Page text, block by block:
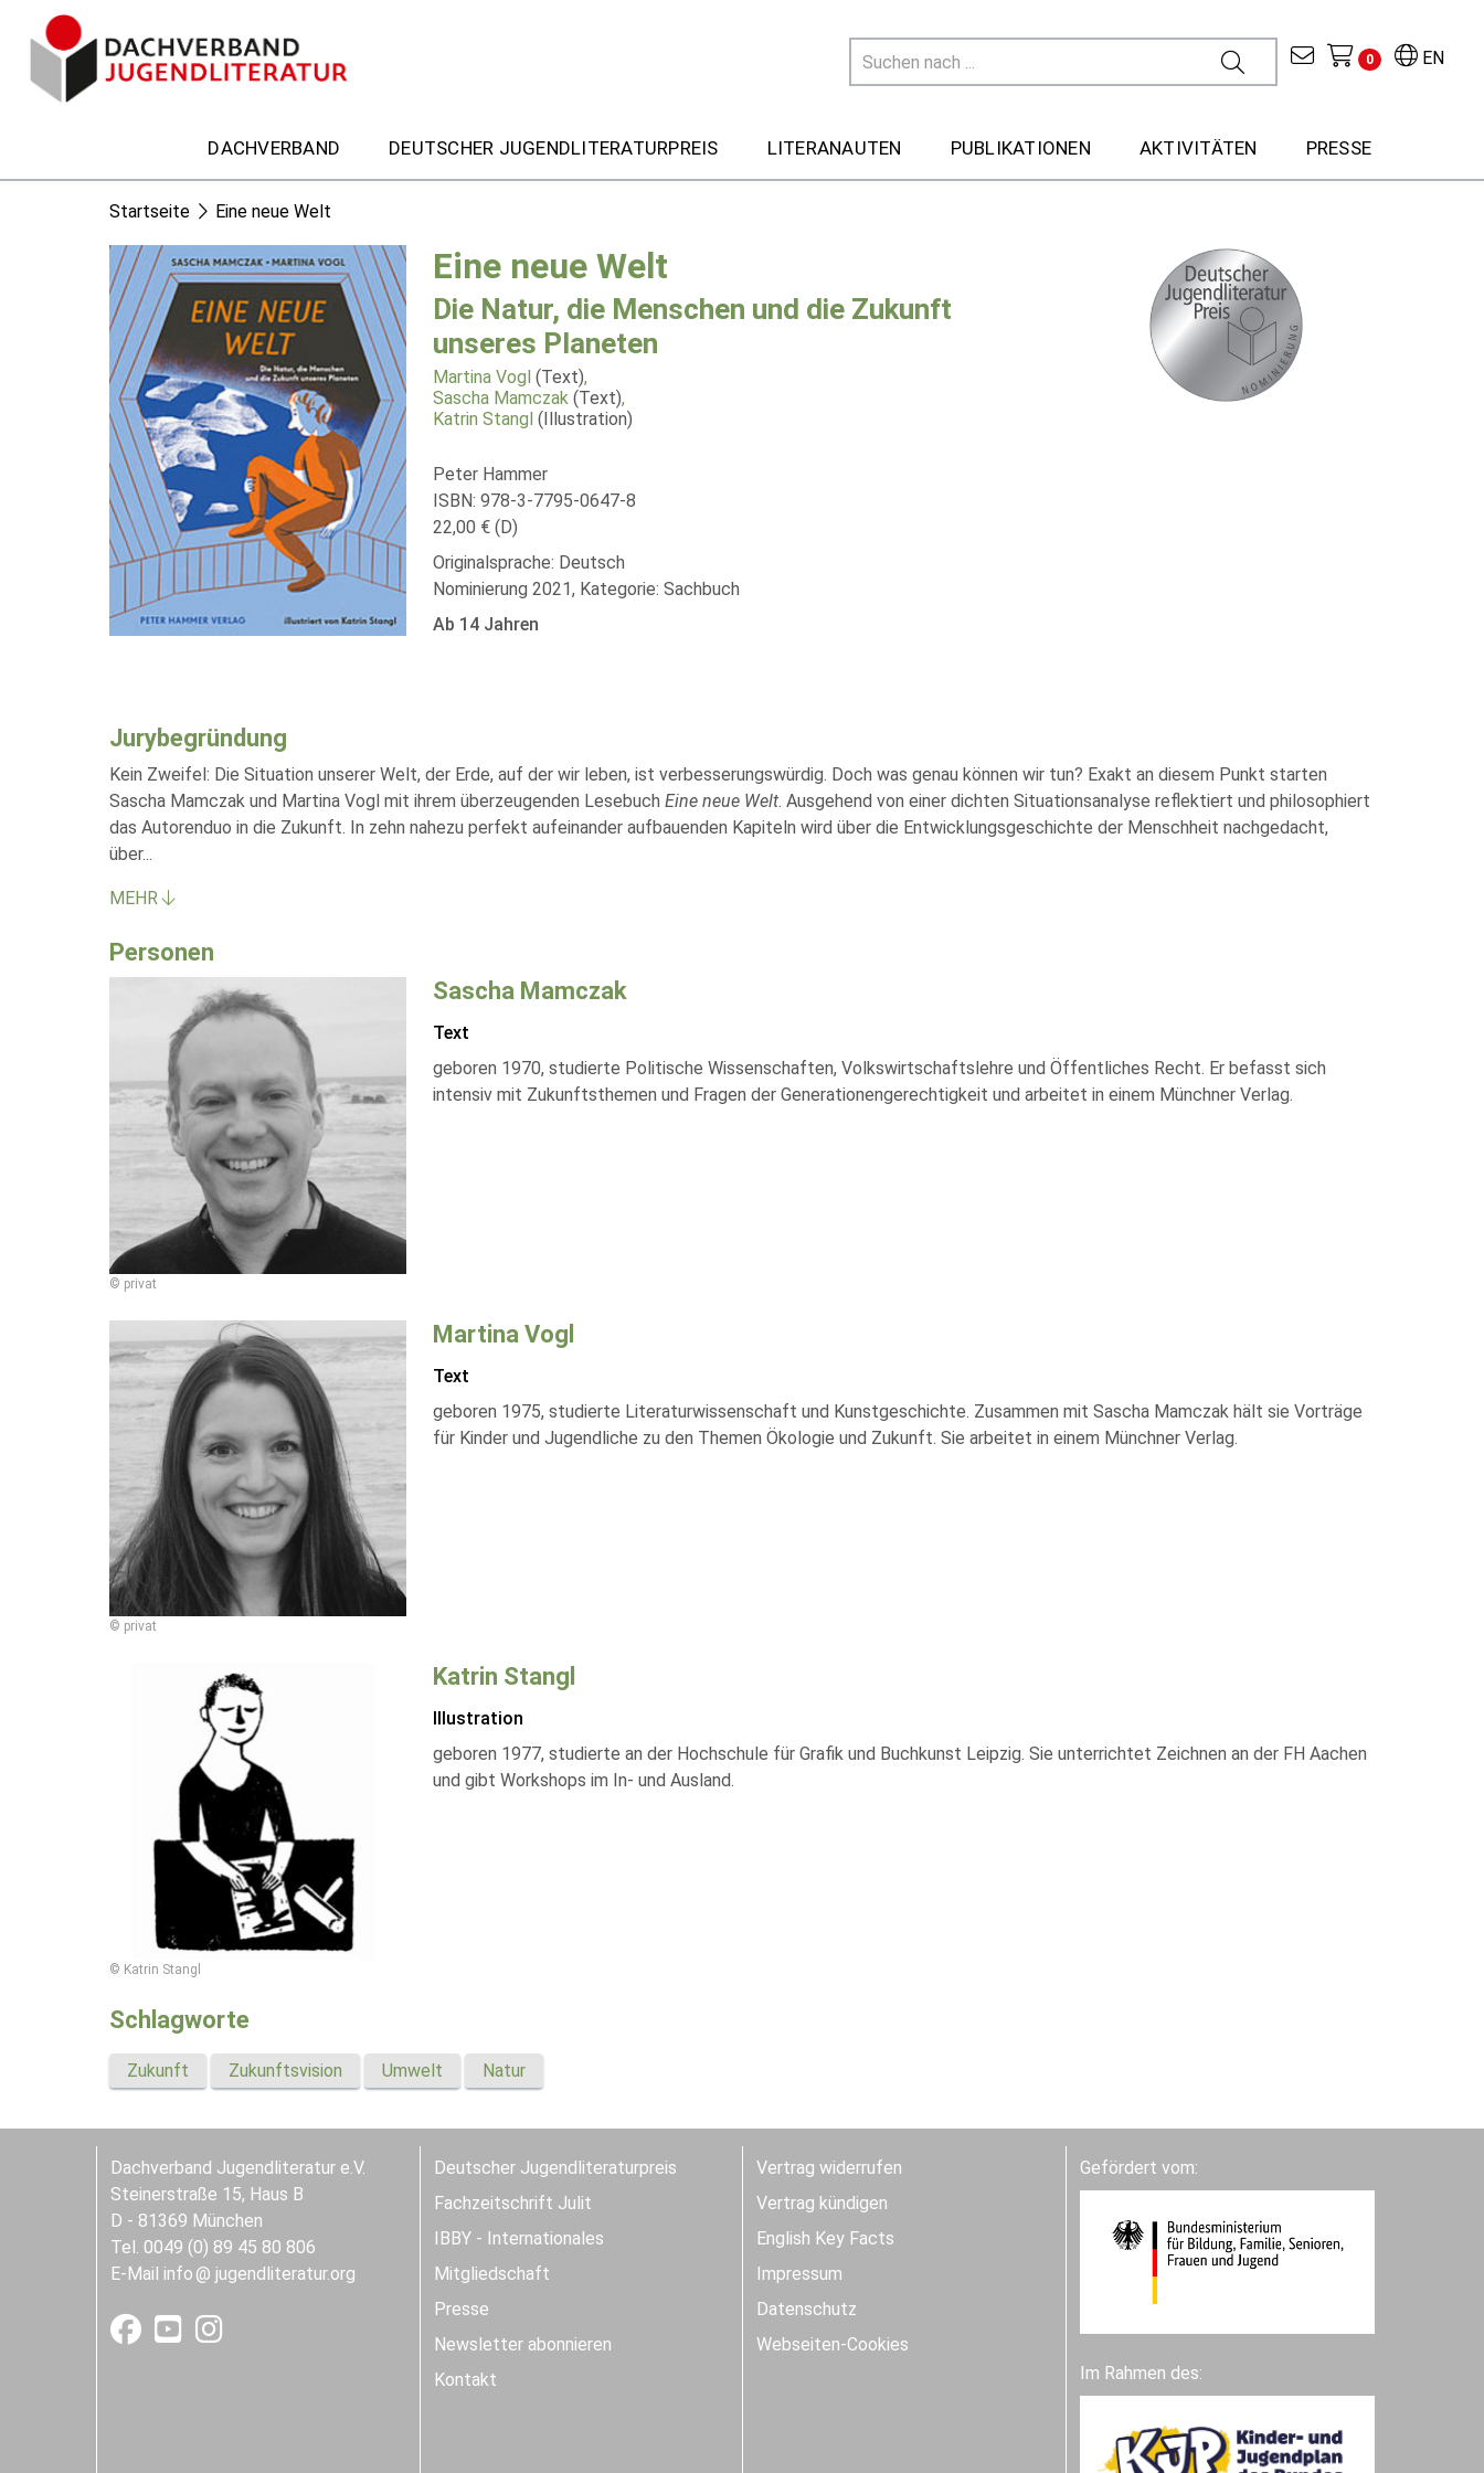
EN
0
DACHVERBAND DEUTSCHER JUGENDLITERATURPREIS LITERANAUTEN PUBLIKATIONEN AKTIVITÄTEN PRESSE
Startseite Eine neue Welt
Eine neue Welt
Die Natur, die Menschen und die Zukunft
unseres Planeten
Martina Vogl (Text),
Sascha Mamczak (Text),
Katrin Stangl (Illustration)
Peter Hammer
ISBN: 978-3-7795-0647-8
22,00 € (D)
Originalsprache: Deutsch
Nominierung 2021, Kategorie: Sachbuch
Ab 14 Jahren
Jurybegründung
Kein Zweifel: Die Situation unserer Welt, der Erde, auf der wir leben, ist verbesserungswürdig. Doch was genau können wir tun? Exakt an diesem Punkt starten
Sascha Mamczak und Martina Vogl mit ihrem überzeugenden Lesebuch Eine neue Welt. Ausgehend von einer dichten Situationsanalyse reflektiert und philosophiert
das Autorenduo in die Zukunft. In zehn nahezu perfekt aufeinander aufbauenden Kapiteln wird über die Entwicklungsgeschichte der Menschheit nachgedacht,
über...
MEHR
Personen
© privat
Sascha Mamczak
Text
geboren 1970, studierte Politische Wissenschaften, Volkswirtschaftslehre und Öffentliches Recht. Er befasst sich
intensiv mit Zukunftsthemen und Fragen der Generationengerechtigkeit und arbeitet in einem Münchner Verlag.
© privat
Martina Vogl
Text
geboren 1975, studierte Literaturwissenschaft und Kunstgeschichte. Zusammen mit Sascha Mamczak hält sie Vorträge
für Kinder und Jugendliche zu den Themen Ökologie und Zukunft. Sie arbeitet in einem Münchner Verlag.
© Katrin Stangl
Katrin Stangl
Illustration
geboren 1977, studierte an der Hochschule für Grafik und Buchkunst Leipzig. Sie unterrichtet Zeichnen an der FH Aachen
und gibt Workshops im In- und Ausland.
Schlagworte
Zukunft Zukunftsvision Umwelt Natur
Dachverband Jugendliteratur e.V.
Steinerstraße 15, Haus B
D - 81369 München
Tel. 0049 (0) 89 45 80 806
E-Mail info jugendliteratur.org
Deutscher Jugendliteraturpreis
Fachzeitschrift Julit
IBBY - Internationales
Mitgliedschaft
Presse
Newsletter abonnieren
Kontakt
Vertrag widerrufen
Vertrag kündigen
English Key Facts
Impressum
Datenschutz
Webseiten-Cookies
Gefördert vom:
Im Rahmen des: